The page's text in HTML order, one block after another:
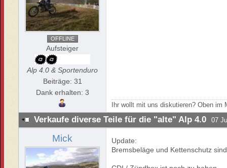
OFFLINE
Aufsteiger
Alp 4.0 & Sportenduro
Beiträge: 31
Dank erhalten: 3
Ihr wollt mit uns diskutieren? Oben
Verkaufe diverse Teile für die "alte" Alp 4.0 07
Mick
Update:
Bremsbeläge und Kettenschutz